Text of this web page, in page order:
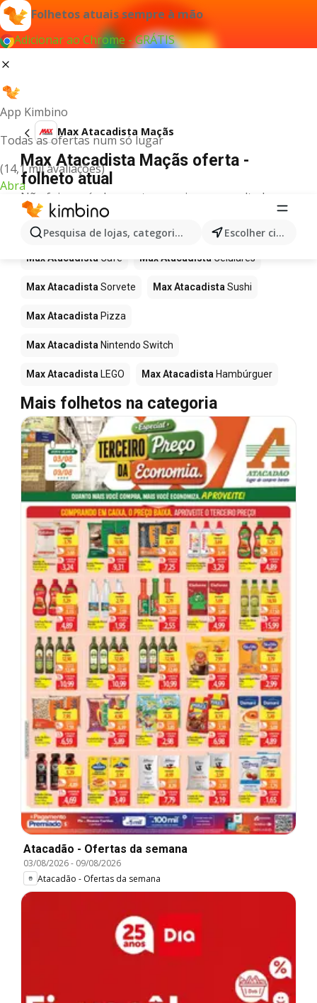
Folhetos atuais sempre à mão
Adicionar ao Chrome - GRÁTIS
App Kimbino
Todas as ofertas num só lugar
(14,1 mil avaliações)
Abra
Pesquisa de lojas, categorias,produtos... Escolher cidade
Max Atacadista Maçãs
Max Atacadista Maçãs oferta -
folheto atual
Não foi possível encontrar quaisquer resultados
para este termo.
Mais produtos em Max Atacadista
Max Atacadista Café Max Atacadista Celulares
Max Atacadista Sorvete Max Atacadista Sushi
Max Atacadista Pizza
Max Atacadista Nintendo Switch
Max Atacadista LEGO Max Atacadista Hambúrguer
Mais folhetos na categoria
Atacadão - Ofertas da semana
03/08/2026- 09/08/2026
Atacadão - Ofertas da semana